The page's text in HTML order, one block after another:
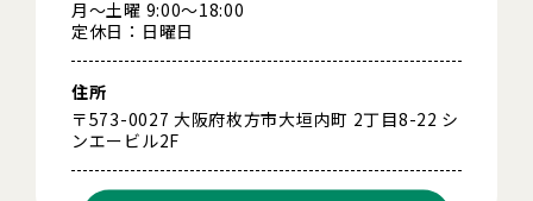
月～土曜 9:00～18:00
定休日：日曜日
住所
〒573-0027 大阪府枚方市大垣内町 2丁目8-22 シ
ンエービル2F